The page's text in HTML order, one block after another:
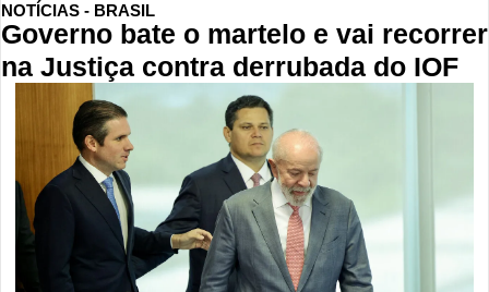
NOTÍCIAS - BRASIL
Governo bate o martelo e vai recorrer
na Justiça contra derrubada do IOF